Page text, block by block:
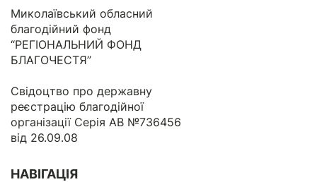
Миколаївський обласний
благодійний фонд
“РЕГІОНАЛЬНИЙ ФОНД
БЛАГОЧЕСТЯ”
Свідоцтво про державну
реєстрацію благодійної
організації Серія АВ №736456
від 26.09.08
НАВІГАЦІЯ